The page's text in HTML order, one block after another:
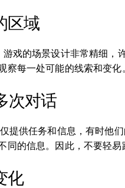
区域
戏的场景设计非常精细，
察每一处可能的线索和变
次对话
提供任务和信息，有时他
同的信息。因此，不要轻
化